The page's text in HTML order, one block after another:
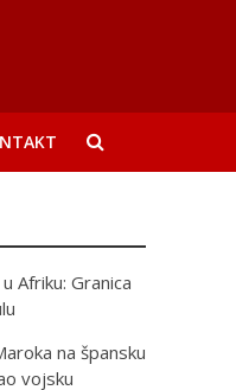
Afriku: Granica
na špansku
vojsku